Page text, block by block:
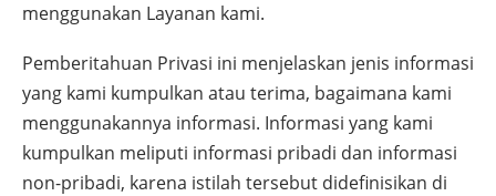
menggunakan Layanan kami.
Pemberitahuan Privasi ini menjelaskan jenis informasi
yang kami kumpulkan atau terima, bagaimana kami
menggunakannya informasi. Informasi yang kami
kumpulkan meliputi informasi pribadi dan informasi
non-pribadi, karena istilah tersebut didefinisikan di